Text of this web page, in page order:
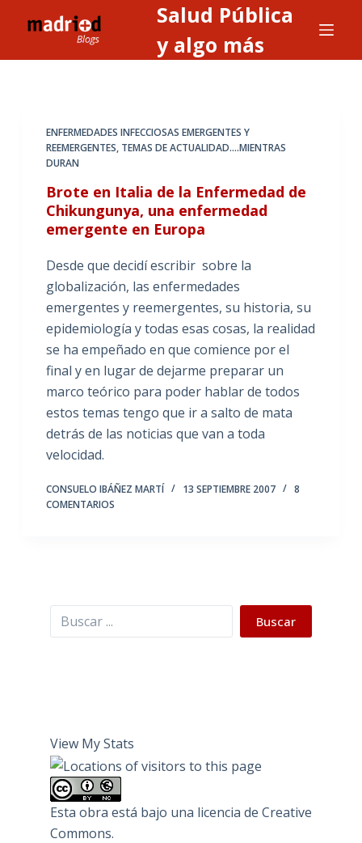
l
Salud Pública
y algo más
ENFERMEDADES INFECCIOSAS EMERGENTES Y
REEMERGENTES, TEMAS DE ACTUALIDAD....MIENTRAS
DURAN
Brote en Italia de la Enfermedad de
Chikungunya, una enfermedad
emergente en Europa
Desde que decidí escribir sobre la
globalización, las enfermedades
emergentes y reemergentes, su historia, su
epidemiología y todas esas cosas, la realidad
se ha empeñado en que comience por el
final y en lugar de dejarme preparar un
marco teórico para poder hablar de todos
estos temas tengo que ir a salto de mata
detrás de las noticias que van a toda
velocidad.
CONSUELO IBÁÑEZ MARTÍ 13 SEPTIEMBRE 2007
8
COMENTARIOS
Buscar Buscar
View My Stats
Esta obra está bajo una licencia de Creative
Commons.